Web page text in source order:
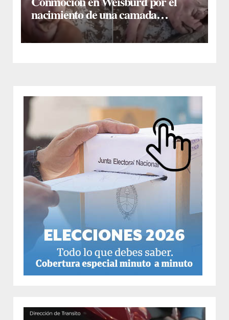
nacimiento de una camada
lechones con graves deformaciones